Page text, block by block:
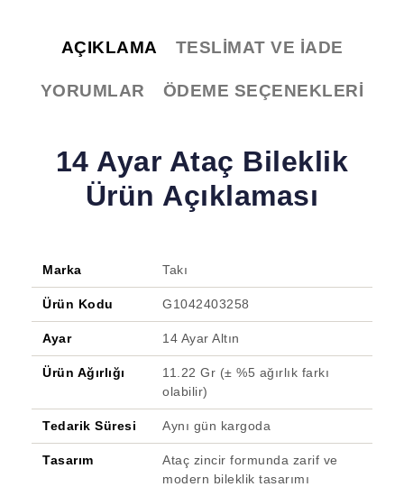
AÇIKLAMA TESLIMAT VE İADE
YORUMLAR ÖDEME SEÇENEKLERI
14 Ayar Ataç Bileklik
Ürün Açıklaması
Marka Takı
Ürün Kodu G1042403258
Ayar 14 Ayar Altın
Ürün Ağırlığı
11.22 Gr (± %5 ağırlık farkı
olabilir)
Tedarik Süresi Aynı gün kargoda
Tasarım
Ataç zincir formunda zarif ve
modern bileklik tasarımı